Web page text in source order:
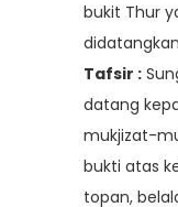
bukit Thur
Tafsir :
datang
mukjizat-
bukti atas
topan,